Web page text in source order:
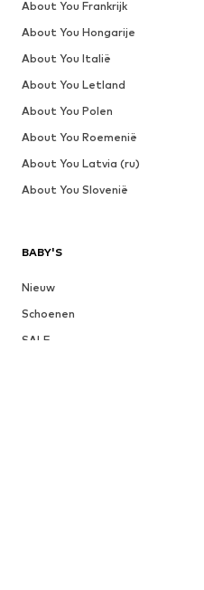
BABY'S
Nieuw
Schoenen
SALE
About You Frankrijk
About You Hongarije
About You Italië
About You Letland
About You Polen
About You Roemenië
About You Latvia (ru)
About You Slovenië